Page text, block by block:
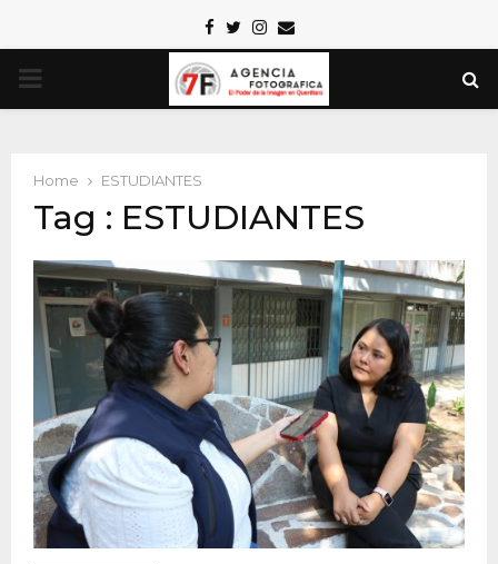
Facebook
TwitterInstagram
Email
PRIMARY
Home ESTUDIANTES
Tag : ESTUDIANTES